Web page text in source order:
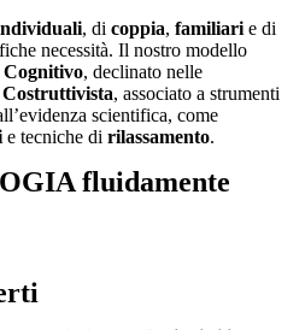
, di coppia, familiari e di
necessità. Il nostro modello
Cognitivo, declinato nelle
Costruttivista, associato a strumenti
scientifica, come
e tecniche di rilassamento.
fluidamente